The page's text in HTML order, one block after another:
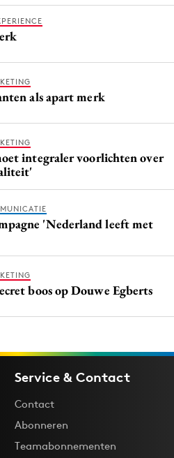
als apart merk
integraler voorlichten over
'Nederland leeft met
boos op Douwe Egberts
Service & Contact
Contact
Abonneren
Teamabonnementen